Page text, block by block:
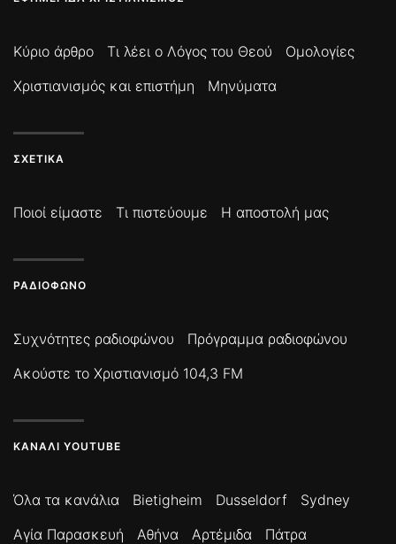
Κύριο άρθρο Τι λέει ο Λόγος του Θεού
Ομολογίες
Χριστιανισμός και επιστήμη
Μηνύματα
ΣΧΕΤΙΚΆ
Ποιοί είμαστε Τι πιστεύουμε Η αποστολή μας
ΡΑΔΙΌΦΩΝΟ
Συχνότητες ραδιοφώνου
Πρόγραμμα ραδιοφώνου
Ακούστε το Χριστιανισμό 104,3 FM
ΚΑΝΆΛΙ YOUTUBE
Όλα τα κανάλια Bietigheim Dusseldorf
Sydney
Αγία Παρασκευή
Αθήνα Αρτέμιδα
Πάτρα